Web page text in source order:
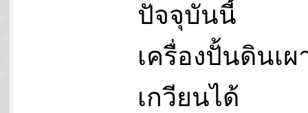
ปัจจุบันนี้
เครื่องปั้นดินเ
เกวียนได้